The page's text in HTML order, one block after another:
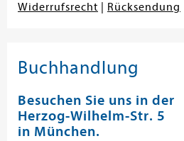
Widerrufsrecht
Rücksendung
Buchhandlung
Besuchen Sie uns in der
Herzog-Wilhelm-Str. 5
in München.